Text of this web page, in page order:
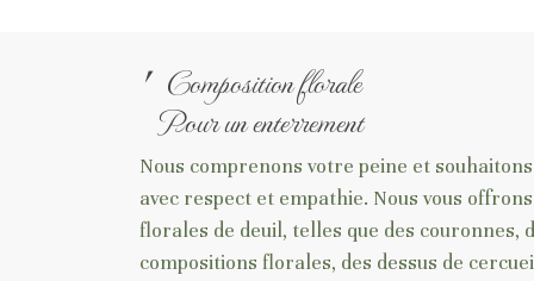
⎖ Composition florale
Pour un enterrement
Nous comprenons votre peine et
avec respect et empathie. Nous vous
florales de deuil, telles que des couronnes,
compositions florales, des dessus de